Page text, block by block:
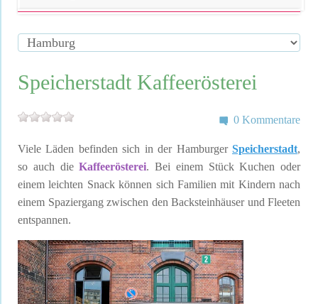
Speicherstadt Kaffeerösterei
0 Kommentare
Viele Läden befinden sich in der Hamburger Speicherstadt,
so auch dieKaffeerösterei. Bei einem Stück Kuchen oder
einem leichten Snack können sich Familien mit Kindern nach
einem Spaziergang zwischen den Backsteinhäuser und Fleeten
entspannen.